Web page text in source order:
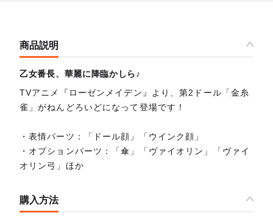
商品説明
乙女番長、華麗に降臨かしら♪
TVアニメ『ローゼンメイデン』より、第2ドール「金糸
雀」がねんどろいどになって登場です！
・表情パーツ：「ドール顔」「ウインク顔」
・オプションパーツ：「傘」「ヴァイオリン」「ヴァイ
オリン弓」ほか
購入方法